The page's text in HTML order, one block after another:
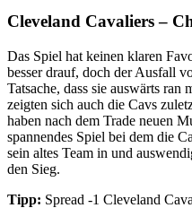
Cleveland Cavaliers –
Das Spiel hat keinen klaren
besser drauf, doch der Ausfall
Tatsache, dass sie auswärts
zeigten sich auch die Cavs
haben nach dem Trade neuen
spannendes Spiel bei dem die
sein altes Team in und
den Sieg.
Tipp: Spread -1 Cleveland